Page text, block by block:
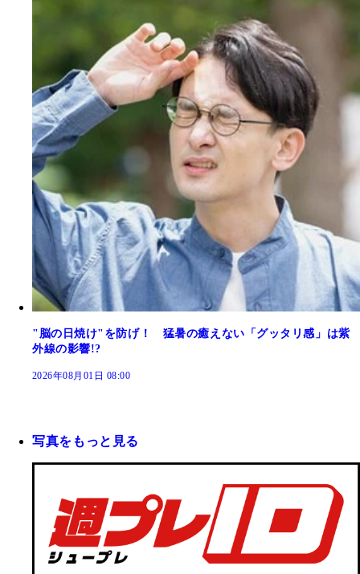
"脳の日焼け"を防げ！ 猛暑の癒えない「グッタリ感」は紫
外線の影響!?
2026年08月01日 08:00
写真をもっと見る